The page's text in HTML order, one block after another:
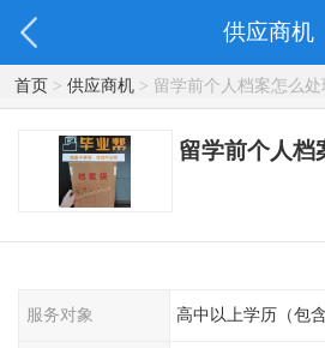
供应商机
首页> 供应商机> 留学前个人档案怎么处
留学前个人档
服务对象 高中以上学历（包